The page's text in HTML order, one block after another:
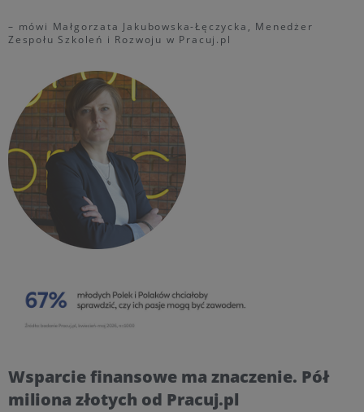
– mówi Małgorzata Jakubowska-Łęczycka, Menedżer
Zespołu Szkoleń i Rozwoju w Pracuj.pl
Wsparcie finansowe ma znaczenie. Pół
miliona złotych od Pracuj.pl